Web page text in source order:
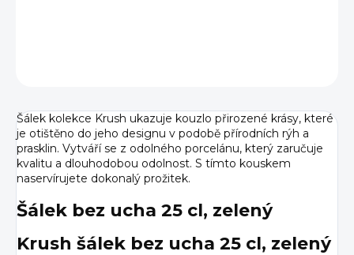
Šálek kolekce Krush ukazuje kouzlo přirozené krásy, které
je otištěno do jeho designu v podobě přírodních rýh a
prasklin. Vytváří se z odolného porcelánu, který zaručuje
kvalitu a dlouhodobou odolnost. S tímto kouskem
naservírujete dokonalý prožitek.
Šálek bez ucha 25 cl, zelený
Krush šálek bez ucha 25 cl, zelený